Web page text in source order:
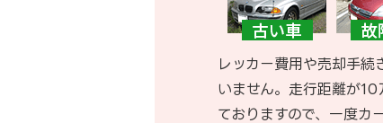
レッカー費用や売却手続
いません。走行距離が
ておりますので、一度カ